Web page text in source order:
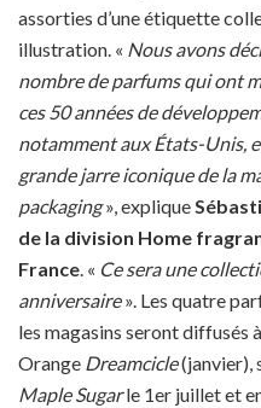
assorties d’une étiquette
illustration. « Nous avons
nombre de parfums qui ont
ces 50 années de
notamment aux États-Unis,
grande jarre iconique de la
packaging», explique
de la division Home
France. « Ce sera une
anniversaire». Les quatre
les magasins seront diffusés
Orange Dreamcicle(janvier),
Maple Sugarle 1er juillet et